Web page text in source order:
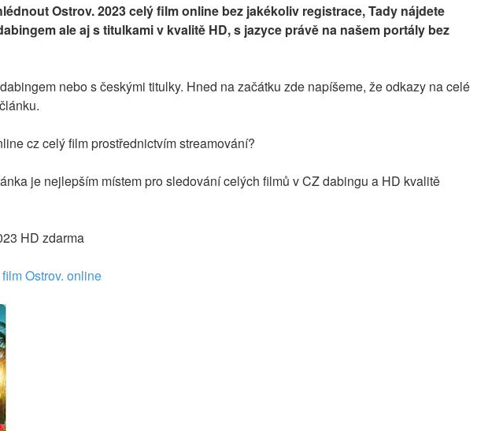
Ostrov. 2023 celý film online bez jakékoliv registrace, Tady nájdete
ale aj s titulkami v kvalitě HD, s jazyce právě na našem portály bez
nebo s českými titulky. Hned na začátku zde napíšeme, že odkazy na celé
cz celý film prostřednictvím streamování?
je nejlepším místem pro sledování celých filmů v CZ dabingu a HD kvalitě
HD zdarma
Ostrov. online